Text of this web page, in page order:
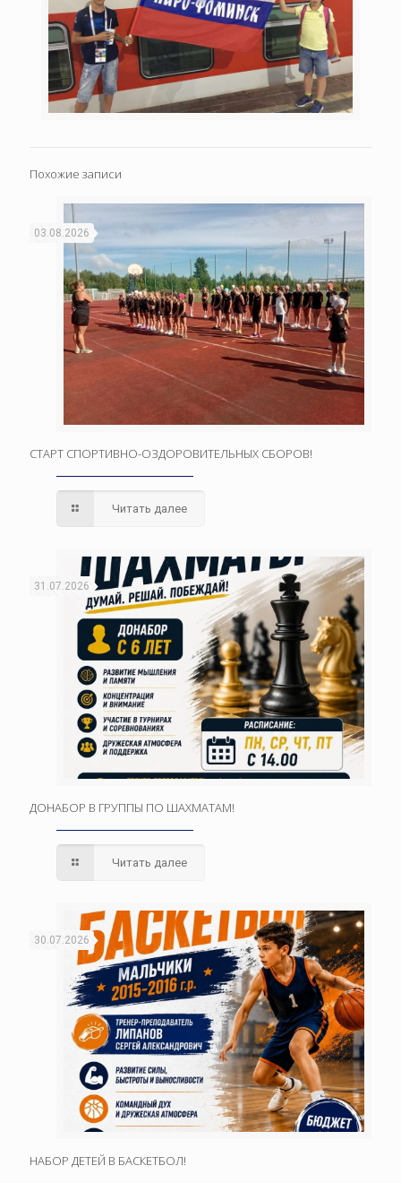
Похожие записи
03.08.2026
СТАРТ СПОРТИВНО-ОЗДОРОВИТЕЛЬНЫХ СБОРОВ!
Читать далее
31.07.2026
ДОНАБОР В ГРУППЫ ПО ШАХМАТАМ!
Читать далее
30.07.2026
НАБОР ДЕТЕЙ В БАСКЕТБОЛ!